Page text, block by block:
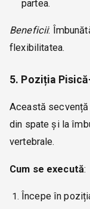
partea.
Beneficii:
flexibilitatea.
5. Poziția
Această
din spate și la
vertebrale.
Cum se execută:
Începe în